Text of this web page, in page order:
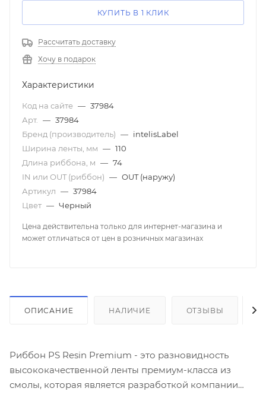
КУПИТЬ В 1 КЛИК
Рассчитать доставку
Хочу в подарок
Характеристики
Код на сайте — 37984
Арт.
— 37984
Бренд (производитель) — intelisLabel
Ширина ленты, мм — 110
Длина риббона, м — 74
IN или OUT (риббон) — OUT (наружу)
Артикул — 37984
Цвет — Черный
Цена действительна только для интернет-магазина и
может отличаться от цен в розничных магазинах
ОПИСАНИЕ НАЛИЧИЕ ОТЗЫВЫ
Риббон PS Resin Premium - это разновидность
высококачественной ленты премиум-класса из
смолы, которая является разработкой компании